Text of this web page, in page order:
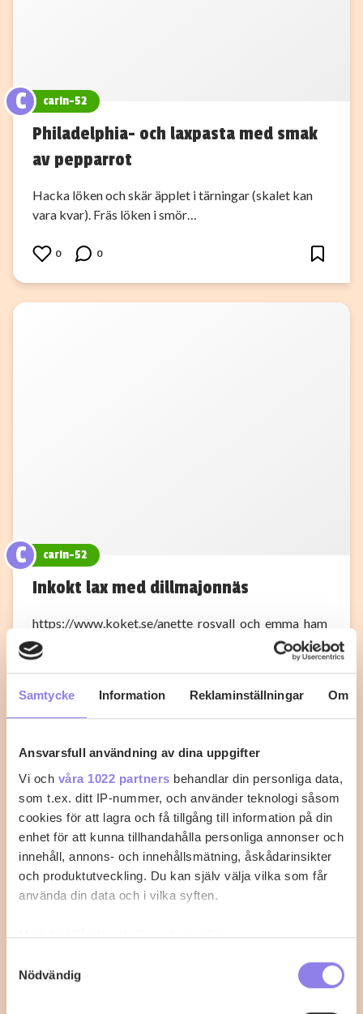
Samtycke Information Reklaminställningar Om
Ansvarsfull användning av dina uppgifter
Vi och våra 1022 partners behandlar din personliga data,
som t.ex. ditt IP-nummer, och använder teknologi såsom
cookies för att lagra och få tillgång till information på din
enhet för att kunna tillhandahålla personliga annonser och
innehåll, annons- och innehållsmätning, åskådarinsikter
och produktutveckling. Du kan själv välja vilka som får
använda din data och i vilka syften.
Med din tillåtelse skulle vi även vilja:
som kan ha en noggrannhet på upp till flera meter
Nödvändig
C carin-52
Philadelphia- och laxpasta med smak
av pepparrot
Hacka löken och skär äpplet i tärningar (skalet kan
vara kvar). Fräs löken i smör…
0 0
C carin-52
Inkokt lax med dillmajonnäs
https://www.koket.se/anette_rosvall_och_emma_ham
berg/varmratter/fisk_och_skaldjur/inkokt_lax Koka
upp vattnet med löken och resten av ingredienserna.
0 0